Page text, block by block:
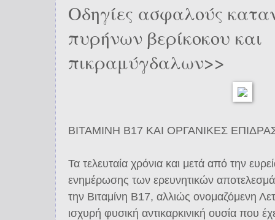
Οδηγίες ασφαλούς
πυρήνων βερίκοκου και
πικραμύγδαλων>>
ΒΙΤΑΜΙΝΗ Β17 ΚΑΙ ΟΡΓΑΝΙΚΕΣ
Τα τελευταία χρόνια και μετά από την
ενημέρωσης των ερευνητικών
την Βιταμίνη Β17, αλλιώς ονομαζόμενη
ισχυρή φυσική αντικαρκινική ουσία που